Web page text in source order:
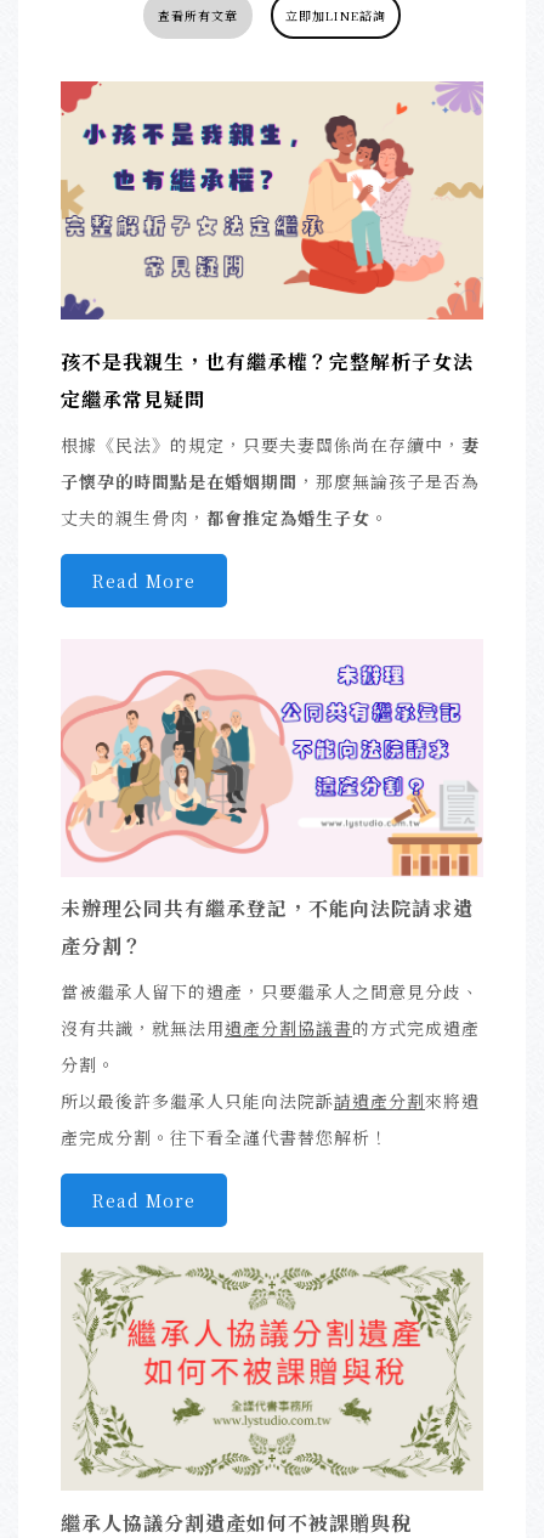
查看所有文章 立即加LINE諮詢
孩不是我親生，也有繼承權？完整解析子女法
定繼承常見疑問
根據《民法》的規定，只要夫妻關係尚在存續中， 妻
子懷孕的時間點是在婚姻期間 ，那麼無論孩子是否為
丈夫的親生骨肉， 都會推定為婚生子女 。
Read More
未辦理公同共有繼承登記，不能向法院請求遺
產分割？
當被繼承人留下的遺產，只要繼承人之間意見分歧、
沒有共識，就無法用遺產分割協議書的方式完成遺產
分割。
所以最後許多繼承人只能向法院訴請遺產分割來將遺
產完成分割。往下看全謹代書替您解析！
Read More
繼承人協議分割遺產如何不被課贈與稅